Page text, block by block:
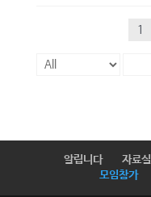
1
알립니다 자료실
모임참가